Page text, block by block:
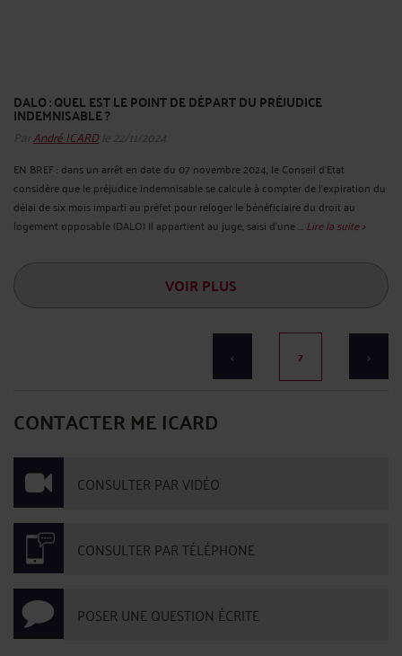
DALO : QUEL EST LE POINT DE DÉPART DU PRÉJUDICE
INDEMNISABLE ?
ParAndré ICARDle 22/11/2024
EN BREF : dans un arrêt en date du 07 novembre 2024, le Conseil d’Etat
considère que le préjudice indemnisable se calcule à compter de l’expiration du
délai de six mois imparti au préfet pour reloger le bénéficiaire du droit au
logement opposable (DALO) Il appartient au juge, saisi d’une ... Lire la suite >
VOIR PLUS
< 7 >
CONTACTER ME ICARD
CONSULTER PAR VIDÉO
CONSULTER PAR TÉLÉPHONE
POSER UNE QUESTION ÉCRITE